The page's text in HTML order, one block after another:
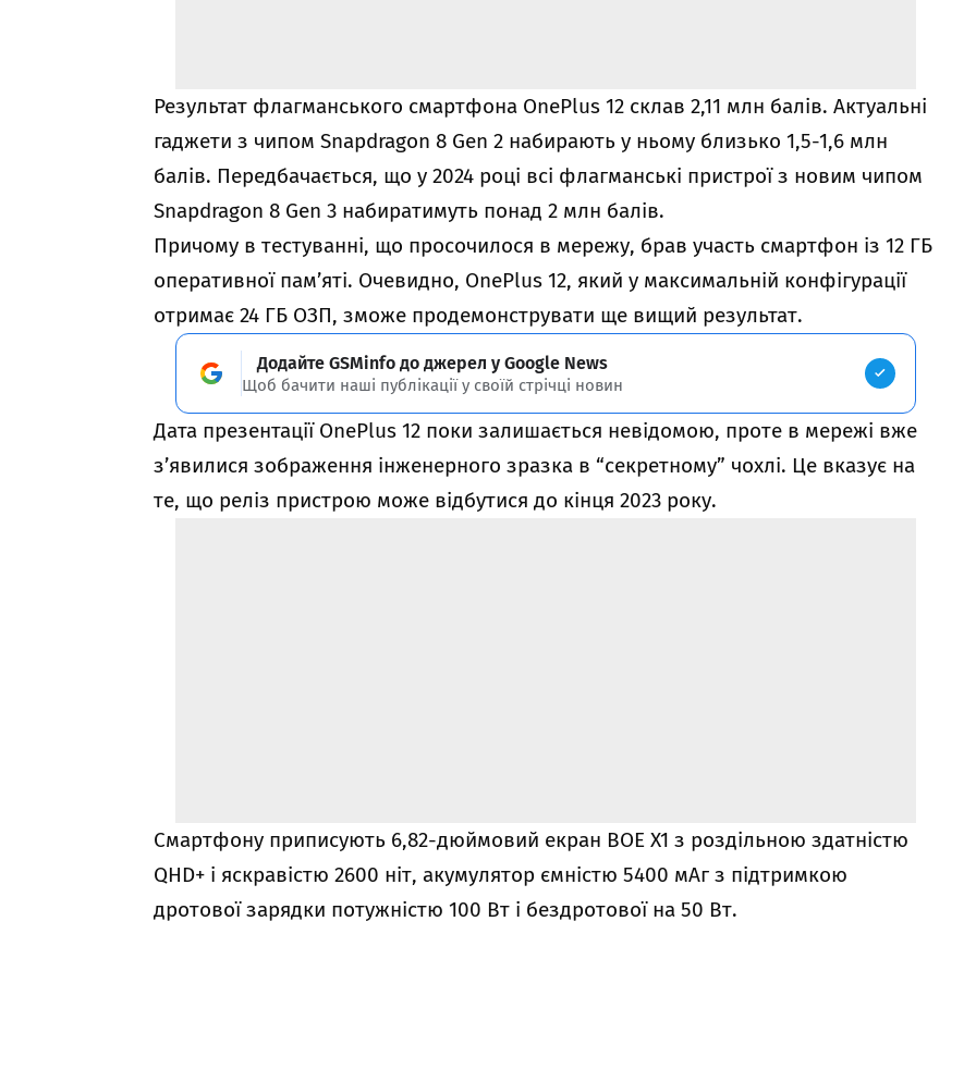
Результат флагманського смартфона OnePlus 12 склав 2,11 млн балів. Актуальні
гаджети з чипом Snapdragon 8 Gen 2 набирають у ньому близько 1,5-1,6 млн
балів. Передбачається, що у 2024 році всі флагманські пристрої з новим чипом
Snapdragon 8 Gen 3 набиратимуть понад 2 млн балів.
Причому в тестуванні, що просочилося в мережу, брав участь смартфон із 12 ГБ
оперативної пам’яті. Очевидно, OnePlus 12, який у максимальній конфігурації
отримає 24 ГБ ОЗП, зможе продемонструвати ще вищий результат.
Додайте GSMinfo до джерел у Google News
Щоб бачити наші публікації у своїй стрічці новин
Дата презентації OnePlus 12 поки залишається невідомою, проте в мережі вже
з’явилися зображення інженерного зразка в “секретному” чохлі. Це вказує на
те, що реліз пристрою може відбутися до кінця 2023 року.
Смартфону приписують 6,82-дюймовий екран BOE X1 з роздільною здатністю
QHD+ і яскравістю 2600 ніт, акумулятор ємністю 5400 мАг з підтримкою
дротової зарядки потужністю 100 Вт і бездротової на 50 Вт.